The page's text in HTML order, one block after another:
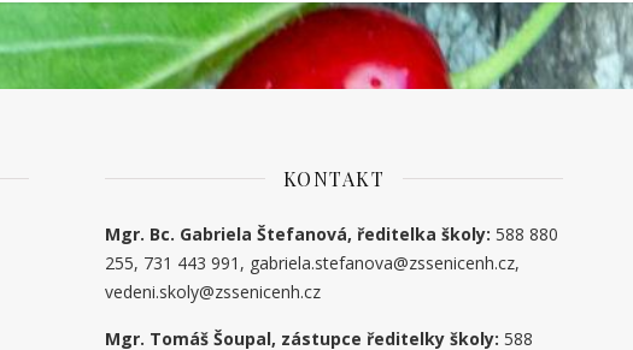
KONTAKT
Mgr. Bc. Gabriela Štefanová, ředitelka školy: 588 880
255, 731 443 991, gabriela.stefanova@zssenicenh.cz,
vedeni.skoly@zssenicenh.cz
Mgr. Tomáš Šoupal, zástupce ředitelky školy: 588